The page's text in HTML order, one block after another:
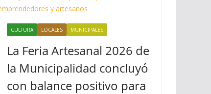
CULTURA LOCALES MUNICIPALES
La Feria Artesanal 2026 de
la Municipalidad concluyó
con balance positivo para